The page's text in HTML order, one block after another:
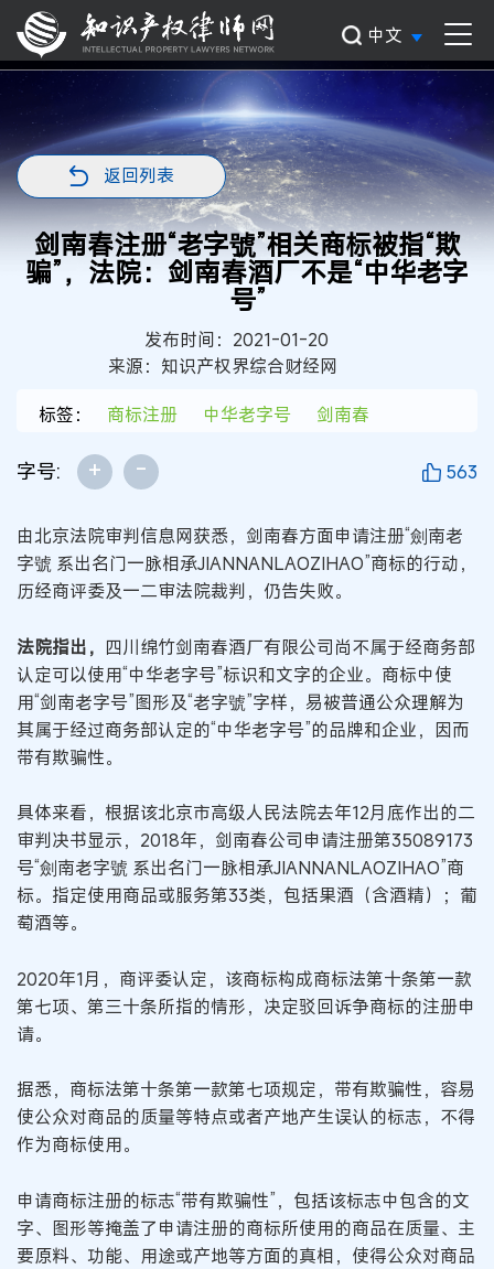
中文
返回列表
剑南春注册“老字號”相关商标被指“欺
骗”，法院：剑南春酒厂不是“中华老字
号”
发布时间：2021-01-20
来源：知识产权界综合财经网
标签：
商标注册 中华老字号 剑南春
字号: + - 563
由北京法院审判信息网获悉，剑南春方面申请注册“劍南老
字號 系出名门一脉相承JIANNANLAOZIHAO”商标的行动，
历经商评委及一二审法院裁判，仍告失败。
法院指出， 四川绵竹剑南春酒厂有限公司尚不属于经商务部
认定可以使用“中华老字号”标识和文字的企业。商标中使
用“剑南老字号”图形及“老字號”字样，易被普通公众理解为
其属于经过商务部认定的“中华老字号”的品牌和企业，因而
带有欺骗性。
具体来看，根据该北京市高级人民法院去年12月底作出的二
审判决书显示，2018年，剑南春公司申请注册第35089173
号“劍南老字號 系出名门一脉相承JIANNANLAOZIHAO”商
标。指定使用商品或服务第33类，包括果酒（含酒精）；葡
萄酒等。
2020年1月，商评委认定，该商标构成商标法第十条第一款
第七项、第三十条所指的情形，决定驳回诉争商标的注册申
请。
据悉，商标法第十条第一款第七项规定，带有欺骗性，容易
使公众对商品的质量等特点或者产地产生误认的标志，不得
作为商标使用。
申请商标注册的标志“带有欺骗性”，包括该标志中包含的文
字、图形等掩盖了申请注册的商标所使用的商品在质量、主
要原料、功能、用途或产地等方面的真相，使得公众对商品